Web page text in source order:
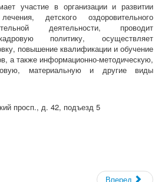
участие в организации и развитии
лечения, детского оздоровительного
деятельности, проводит
политику, осуществляет
повышение квалификации и обучение
а также информационно-методическую,
материальную и другие виды
просп., д. 42, подъезд 5
Вперед